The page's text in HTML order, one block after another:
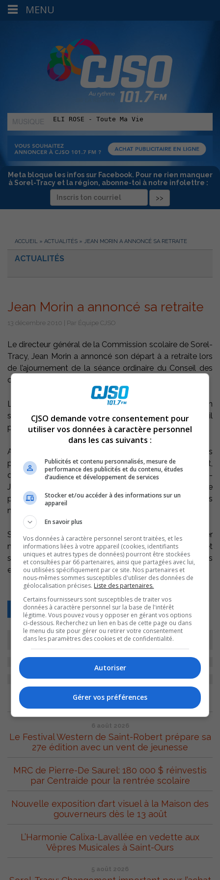
MUSIQUE
:
Meta bloque les infos sur Facebook. Pour ne rien manquer
à Sorel-Tracy et la région, abonne-toi à notre infolettre :
ACCUEIL » ACTUALITÉS » JEAN MORIN A ANNONCÉ SA RETRAITE
ACTUALITÉS
Jean Morin a annoncé sa retraite
13 décembre 2010 | Par Équipe CJSO
Le directeur général de la Commission scolaire de Sorel-
Tracy, Jean Morin a annoncé son départ à a retraite lors
de l’ajournement de la séance ordinaire du Conseil des
commissaires tenu le mardi 7 décembre dernier.
La retraite de celui qui a été actif à la commission
scolaire depuis près de 35 ans sera effective le 1er avril
prochain.
Au cours de sa carrière, Monsieur Morin a occupé les
postes de professeur à l’École Saint-Gabriel-Lalemant,
directeur de l’École Saint-Anne-les-Iles (à l’époque Saint-
Joseph), directeur à l’École secondaire Fernand-Lefebvre
puis directeur général de la commission scolaire depuis
novembre 2003.
Selon Monsieur Morin, son successeur devrait travailler
notamment sur la communication de la commission et
sur la formation professionnelle, en partenariat avec les
entreprises de la région.
Retour
ARCHIVES
6 août 2026
Le Festival Western de Saint-Robert prépare sa
27e édition avec un vent de jeunesse
MRC de Pierre-De Saurel: 180 000 $ réinvestis
par Centraide pour la rentrée scolaire
Nouvelle exposition d’art visuel à la Maison des
gouverneurs dès le 13 août
L’Harmonie Calixa-Lavallée en vedette aux
Vêpres Musicales à Saint-Ours
5 août 2026
MENU
CJSO demande votre consentement pour
utiliser vos données à caractère personnel
dans les cas suivants :
Publicités et contenu personnalisés, mesure de
performance des publicités et du contenu, études
d’audience et développement de services
Stocker et/ou accéder à des informations sur un
appareil
En savoir plus
Vos données à caractère personnel seront traitées, et les
informations liées à votre appareil (cookies, identifiants
uniques et autres types de données) pourront être stockées
et consultées par 66 partenaires, ainsi que partagées avec lui,
ou utilisées spécifiquement par ce site. Nos partenaires et
nous-mêmes sommes susceptibles d'utiliser des données de
géolocalisation précises. Liste des partenaires.
Certains fournisseurs sont susceptibles de traiter vos
données à caractère personnel sur la base de l'intérêt
légitime. Vous pouvez vous y opposer en gérant vos options
ci-dessous. Recherchez un lien en bas de cette page ou dans
le menu du site pour gérer ou retirer votre consentement
dans les paramètres des cookies et de confidentialité.
Autoriser
Gérer vos préférences